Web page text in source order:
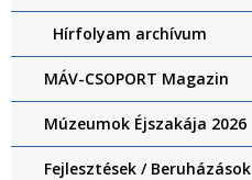
Hírfolyam archívum
MÁV-CSOPORT Magazin
Múzeumok Éjszakája 2026
Fejlesztések / Beruházások